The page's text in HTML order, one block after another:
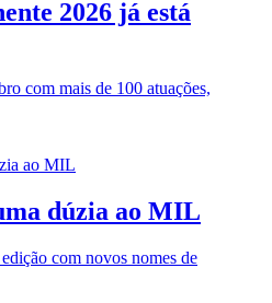
2026 já está
com mais de 100 atuações,
dúzia ao MIL
com novos nomes de